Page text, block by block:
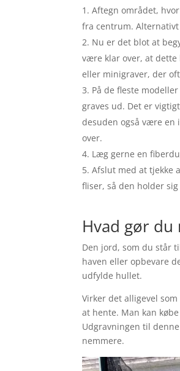
Aftegn området,
fra centrum.
Nu er det blot at
være klar over, at dette
eller minigraver, der
På de fleste
graves ud. Det er
desuden også være en
over.
Læg gerne en
Afslut med at tjekke
fliser, så den holder
Hvad gør
Den jord, som du står
haven eller opbevare
udfylde hullet.
Virker det alligevel
at hente. Man kan
Udgravningen til
nemmere.